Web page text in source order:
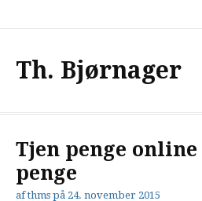
Th. Bjørnager
Tjen penge
penge
afthms på 24. november 2015